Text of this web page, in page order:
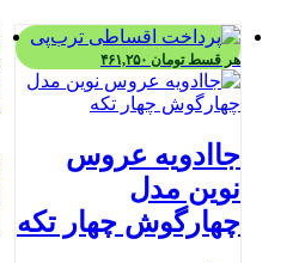
هر قسطتومان
جاادویه عروس
نوین مدل
چهارگوش چهار تکه